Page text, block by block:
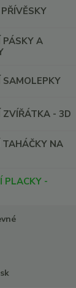
PÁSKY A
SAMOLEPKY
ZVÍŘÁTKA - 3D
TAHÁČKY NA
PLACKY -